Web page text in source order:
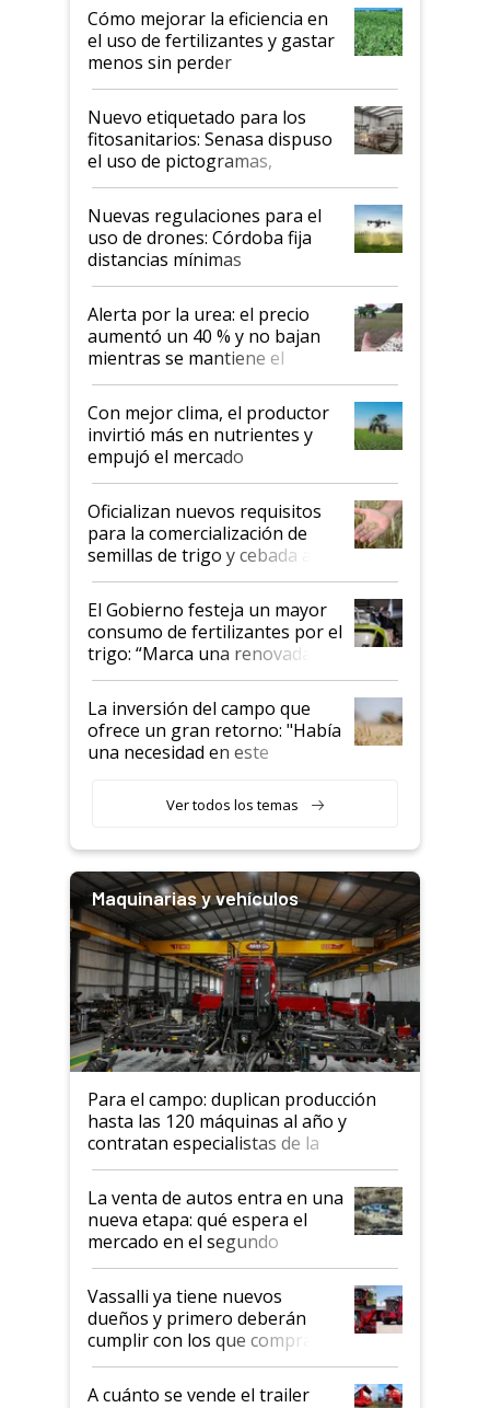
Cómo mejorar la eficiencia en
el uso de fertilizantes y gastar
menos sin perder
productividad en la campaña
fina
Nuevo etiquetado para los
fitosanitarios: Senasa dispuso
el uso de pictogramas,
palabras de advertencia e
indicaciones
Nuevas regulaciones para el
uso de drones: Córdoba fija
distancias mínimas
Alerta por la urea: el precio
aumentó un 40 % y no bajan
mientras se mantiene el
conflicto en Medio Oriente
Con mejor clima, el productor
invirtió más en nutrientes y
empujó el mercado
Oficializan nuevos requisitos
para la comercialización de
semillas de trigo y cebada a
granel
El Gobierno festeja un mayor
consumo de fertilizantes por el
trigo: “Marca una renovada
confianza de los productores”
La inversión del campo que
ofrece un gran retorno: "Había
una necesidad en este
Ver todos los temas
Maquinarias y vehículos
Para el campo: duplican producción
hasta las 120 máquinas al año y
contratan especialistas de la
industria automotriz para lograrlo
La venta de autos entra en una
nueva etapa: qué espera el
mercado en el segundo
semestre
Vassalli ya tiene nuevos
dueños y primero deberán
cumplir con los que compraron
cosechadoras y todavía no las
recibieron: quién está detrás
A cuánto se vende el trailer